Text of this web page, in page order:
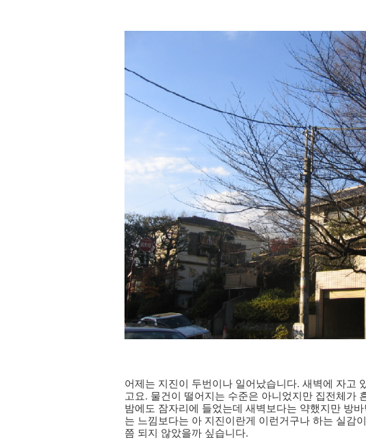
어제는 지진이 두번이나 일어났습니다. 새벽에 자고
고요. 물건이 떨어지는 수준은 아니었지만 집전체가
밤에도 잠자리에 들었는데 새벽보다는 약했지만 방
는 느낌보다는 아 지진이란게 이런거구나 하는 실감
쯤 되지 않았을까 싶습니다.